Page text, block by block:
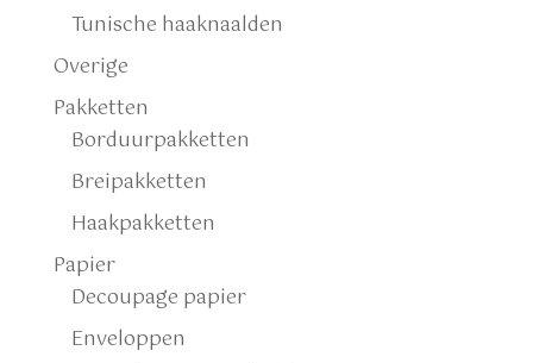
Tunische haaknaalden
Overige
Pakketten
Borduurpakketten
Breipakketten
Haakpakketten
Papier
Decoupage papier
Enveloppen